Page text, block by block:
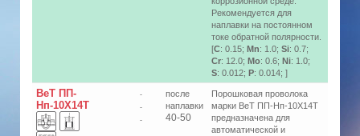
Рекомендуется для
наплавки на постоянном
токе обратной полярности.
[C: 0.15; Mn: 1.0; Si: 0.7;
Cr: 12.0; Mo: 0.6; Ni: 1.0;
S: 0.012; P: 0.014; ]
ВеТ ПП-
Нп-10Х14Т
-
-
-
после
наплавки
40-50
Порошковая проволока
марки ВеТ ПП-Нп-10Х14Т
предназначена для
автоматической и